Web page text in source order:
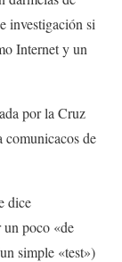
investigación si
Internet y un
por la Cruz
comunicacos de
dice
un poco «de
simple «test»)